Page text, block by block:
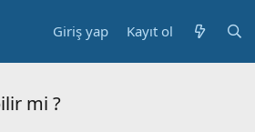
Giriş yap Kayıt ol
mi ?